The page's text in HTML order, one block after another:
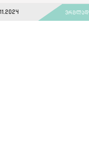
ვრცლად